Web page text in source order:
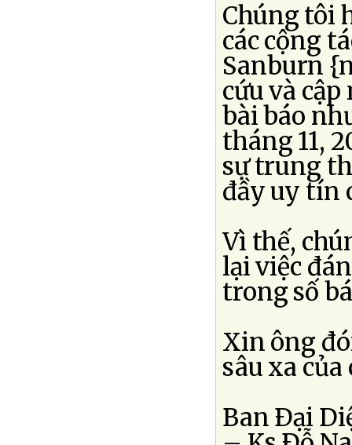
Chúng tôi
các cộng
Sanburn
cứu và
bài báo
tháng 11,
sự trung
đầy uy tín
Vì thế,
lại việc
trong số
Xin ông
sâu xa
Ban Ðại